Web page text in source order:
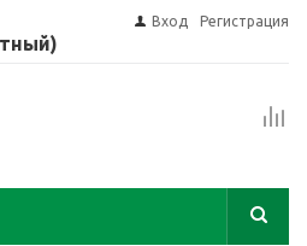
Вход Регистрация